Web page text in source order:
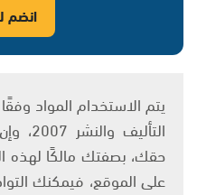
انضم
حقك، بصفتك مالكًا لهذه
على الموقع، فيمكنك